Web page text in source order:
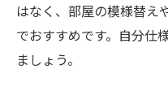
はなく、部屋の模様替え
でおすすめです。自分仕
ましょう。